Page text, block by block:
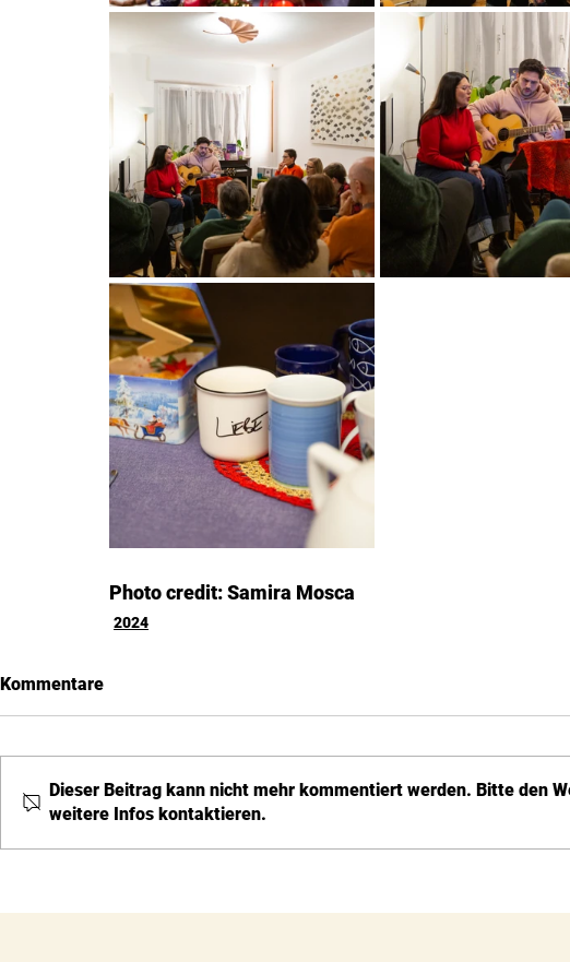
Photo credit: Samira Mosca
2024
Kommentare
Dieser Beitrag kann nicht mehr kommentiert werden. Bitte den
weitere Infos kontaktieren.